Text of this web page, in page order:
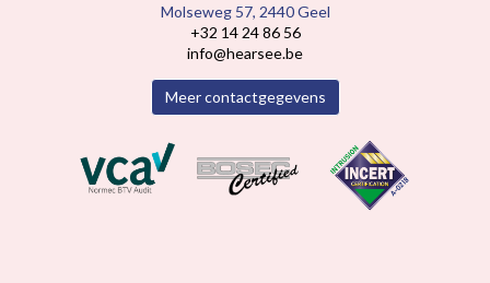
Molseweg 57, 2440 Geel
+32 14 24 86 56
info@hearsee.be
Meer contactgegevens